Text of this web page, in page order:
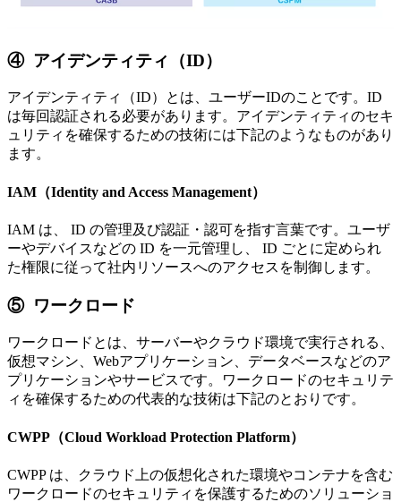
④ アイデンティティ（ID）
アイデンティティ（ID）とは、ユーザーIDのことです。ID
は毎回認証される必要があります。アイデンティティのセキ
ュリティを確保するための技術には下記のようなものがあり
ます。
IAM（Identity and Access Management）
IAM は、 ID の管理及び認証・認可を指す言葉です。ユーザ
ーやデバイスなどの ID を一元管理し、 ID ごとに定められ
た権限に従って社内リソースへのアクセスを制御します。
⑤ ワークロード
ワークロードとは、サーバーやクラウド環境で実行される、
仮想マシン、Webアプリケーション、データベースなどのア
プリケーションやサービスです。ワークロードのセキュリテ
ィを確保するための代表的な技術は下記のとおりです。
CWPP（Cloud Workload Protection Platform）
CWPP は、クラウド上の仮想化された環境やコンテナを含む
ワークロードのセキュリティを保護するためのソリューショ